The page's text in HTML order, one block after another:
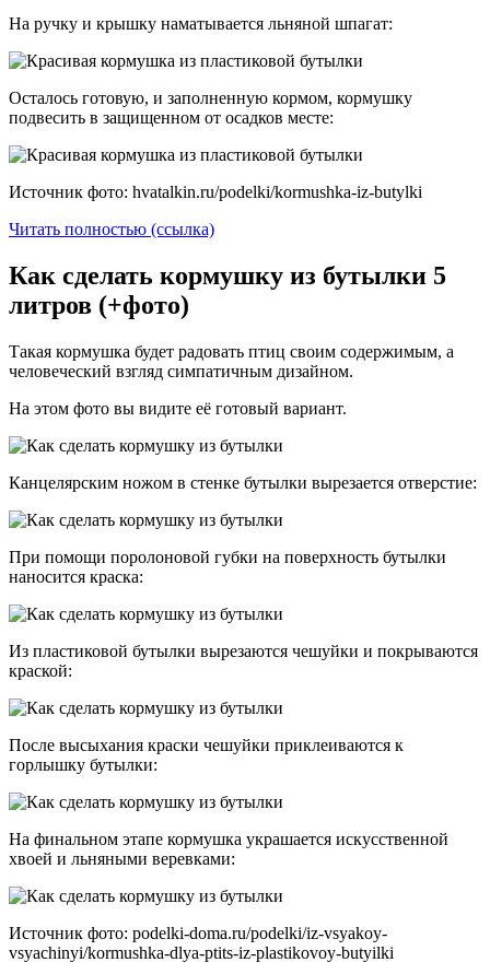
На ручку и крышку наматывается льняной шпагат:
Осталось готовую, и заполненную кормом, кормушку
подвесить в защищенном от осадков месте:
Источник фото: hvatalkin.ru/podelki/kormushka-iz-butylki
Читать полностью (ссылка)
Как сделать кормушку из бутылки 5
литров (+фото)
Такая кормушка будет радовать птиц своим содержимым, а
человеческий взгляд симпатичным дизайном.
На этом фото вы видите её готовый вариант.
Канцелярским ножом в стенке бутылки вырезается отверстие:
При помощи поролоновой губки на поверхность бутылки
наносится краска:
Из пластиковой бутылки вырезаются чешуйки и покрываются
краской:
После высыхания краски чешуйки приклеиваются к
горлышку бутылки:
На финальном этапе кормушка украшается искусственной
хвоей и льняными веревками:
Источник фото: podelki-doma.ru/podelki/iz-vsyakoy-
vsyachinyi/kormushka-dlya-ptits-iz-plastikovoy-butyilki